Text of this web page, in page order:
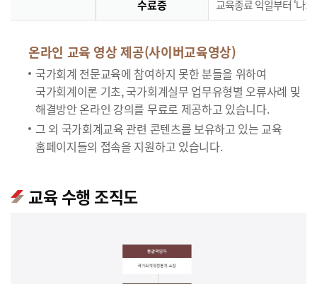
수료증 교육종료 익일부터 ‘나
온라인 교육 영상 제공(사이버교육영상)
국가회계 전문교육에 참여하지 못한 분들을 위하여
국가회계이론 기초, 국가회계실무 업무유형별 오류사례 및
해결방안 온라인 강의를 무료로 제공하고 있습니다.
그 외 국가회계교육 관련 콘텐츠를 보유하고 있는 교육
홈페이지들의 접속을 지원하고 있습니다.
교육 수행 조직도